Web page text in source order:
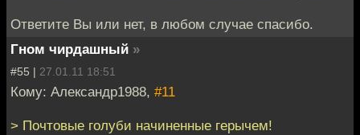
Ответите Вы или нет, в любом случае спасибо.
Гном чирдашный »
#55 | 27.01.11 18:51
Кому: Александр1988, #11
> Почтовые голуби начиненные герычем!